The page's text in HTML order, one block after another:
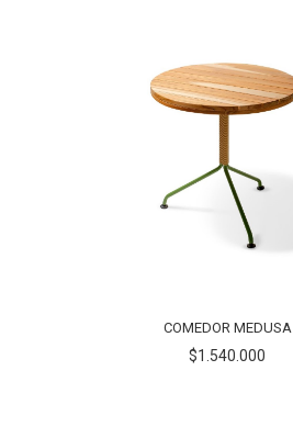
COMEDOR MEDUSA
$1.540.000